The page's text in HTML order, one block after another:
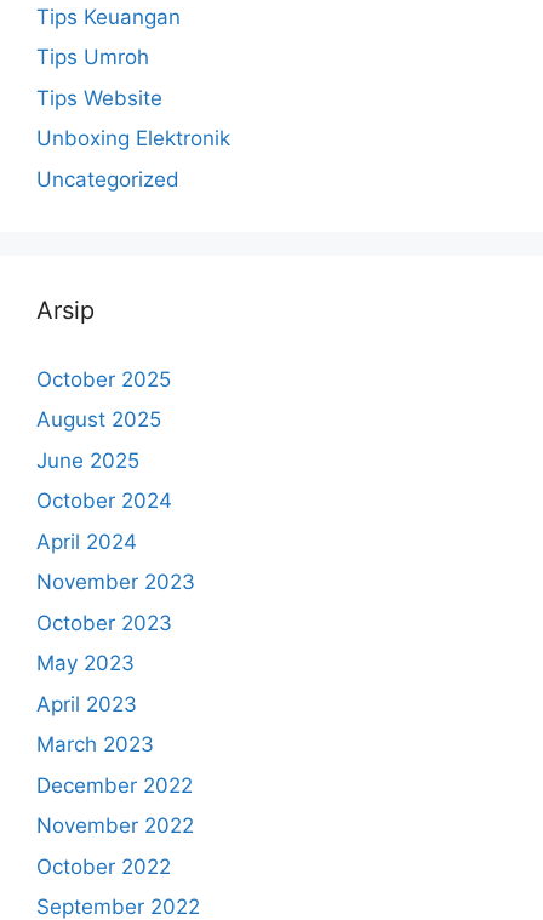
Tips Keuangan
Tips Umroh
Tips Website
Unboxing Elektronik
Uncategorized
Arsip
October 2025
August 2025
June 2025
October 2024
April 2024
November 2023
October 2023
May 2023
April 2023
March 2023
December 2022
November 2022
October 2022
September 2022